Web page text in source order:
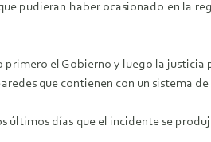
pudieran haber ocasionado en la
el Gobierno y luego la
que contienen con un sistema
días que el incidente se